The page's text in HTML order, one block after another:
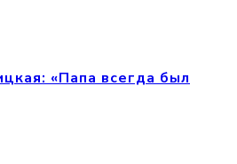
«Папа всегда был